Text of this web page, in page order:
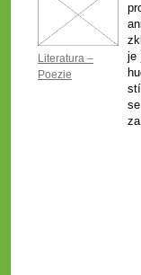
Literatura –
Poezie
je